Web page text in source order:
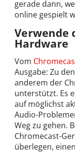
gerade dann,
online gespielt
Verwende
Hardware
Vom
Ausgabe: Zu
anderem der
unterstützt. Es
auf möglichst
Audio-
Weg zu gehen.
Chromecast-
überlegen,